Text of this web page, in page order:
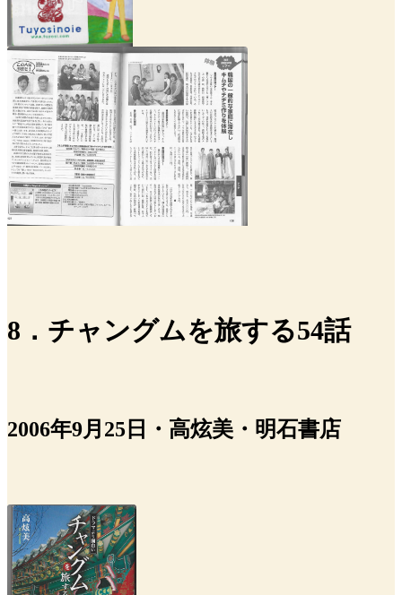
8．チャングムを旅する54話
2006年9月25日・高炫美・明石書店